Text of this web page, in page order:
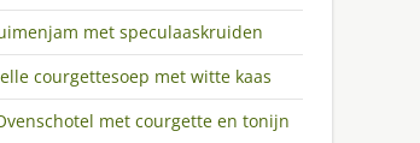
met speculaaskruiden
courgettesoep met witte kaas
met courgette en tonijn